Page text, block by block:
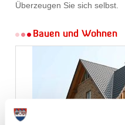
Überzeugen Sie sich selbst.
Bauen und Wohnen